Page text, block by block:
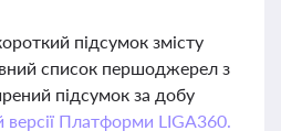
підсумок змісту
список першоджерел з
підсумок за добу
версії Платформи LIGA360.